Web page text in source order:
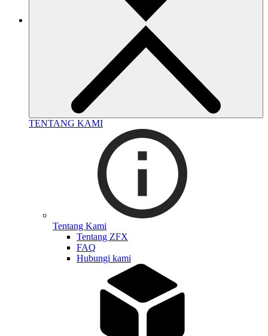
TENTANG KAMI
Tentang Kami
Tentang ZFX
FAQ
Hubungi kami